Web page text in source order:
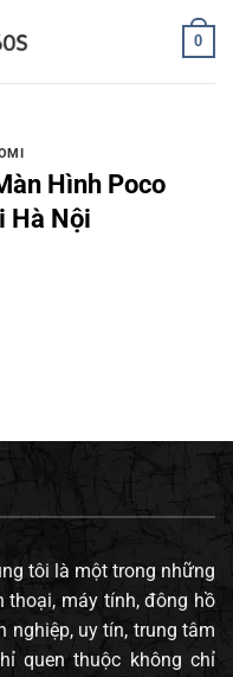
0
Hình Poco
Hà Nội
tôi là một trong những
thoại, máy tính, đông hồ
nghiệp, uy tín, trung tâm
quen thuộc không chỉ